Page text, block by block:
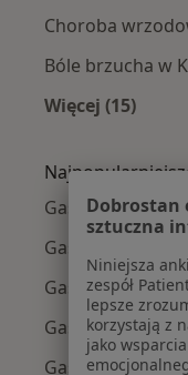
Choroba
Bóle brzucha w
Więcej (15)
Gastrolodzy z
Gastrolodzy z
Gastrolodzy z
Gastrolodzy z
Gastrolodzy z
Dobrostan
sztuczna
Niniejsza
zespół
lepsze
korzystają z
jako